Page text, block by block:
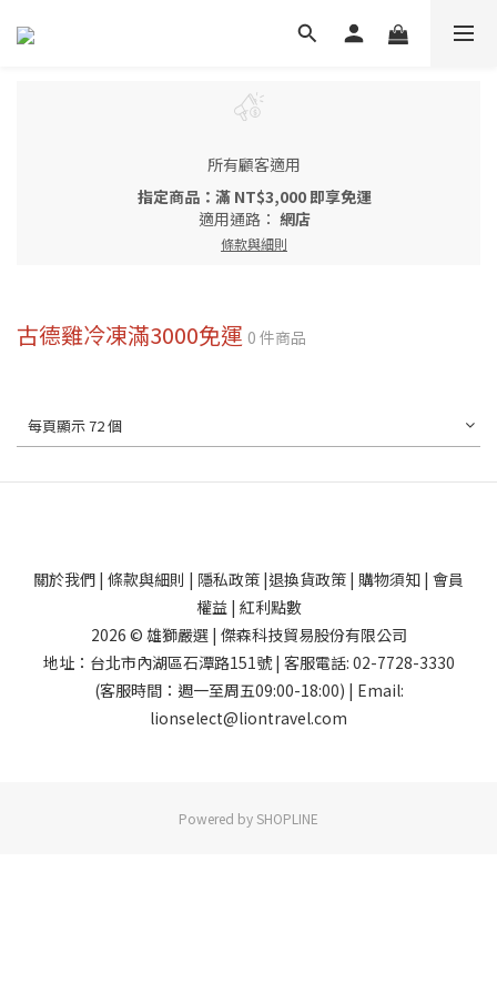
所有顧客適用
指定商品：滿 NT$3,000 即享免運
適用通路： 網店
條款與細則
古德雞冷凍滿3000免運 0 件商品
每頁顯示 72 個
關於我們 | 條款與細則 | 隱私政策 |退換貨政策 | 購物須知 | 會員
權益 | 紅利點數
2026 © 雄獅嚴選 | 傑森科技貿易股份有限公司
地址：台北市內湖區石潭路151號 | 客服電話: 02-7728-3330
(客服時間：週一至周五09:00-18:00) | Email:
lionselect@liontravel.com
Powered by SHOPLINE